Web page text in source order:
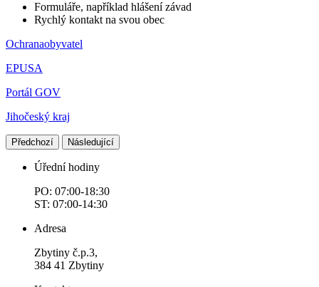
Formuláře, například hlášení závad
Rychlý kontakt na svou obec
Ochranaobyvatel
EPUSA
Portál GOV
Jihočeský kraj
Předchozí Následující
Úřední hodiny
PO: 07:00-18:30
ST: 07:00-14:30
Adresa
Zbytiny č.p.3,
384 41 Zbytiny